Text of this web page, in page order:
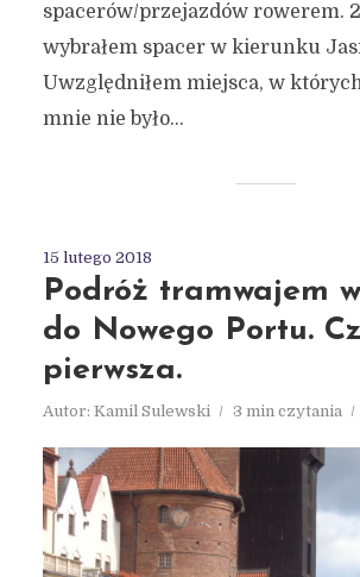
spacerów/przejazdów rowerem.
wybrałem spacer w kierunku
Uwzględniłem miejsca, w
mnie nie było...
15 lutego 2018
Podróż tramwajem
do Nowego Portu.
pierwsza.
Autor: Kamil Sulewski 3 min czytania